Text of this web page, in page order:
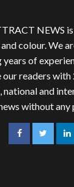
NEWS
colour. We
of
our readers
national and
without any